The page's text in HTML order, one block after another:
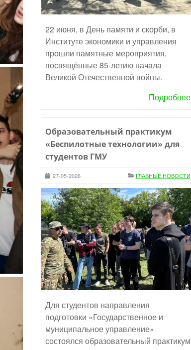
22 июня, в День памяти и скорби, в
Институте экономики и управления
прошли памятные мероприятия,
посвящённые 85-летию начала
Великой Отечественной войны.
Подробнее
Образовательный практикум
«Беспилотные технологии» для
студентов ГМУ
27-05-2026 ГЛАВНЫЕ НОВОСТИ
Для студентов направления
подготовки «Государственное и
муниципальное управление»
состоялся образовательный практикум